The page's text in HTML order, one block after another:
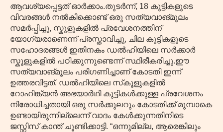
ആവശ്യപ്പെട്ടത് ഓർക്കാം.തുടർന്ന്, 18 കുട്ടികളുടെ
വിവരങ്ങൾ നൽകിക്കൊണ്ട് ഒരു സത്യവാങ്മൂലം
സമർപ്പിച്ചു, സ്കൂളുകളിൽ പ്രവേശനത്തിന്
യോഗ്യരാണെന്ന് പ്രസ്താവിച്ചു, ചില കുട്ടികളുടെ
സഹോദരങ്ങൾ ഇതിനകം ഡൽഹിയിലെ സർക്കാർ
സ്കൂളുകളിൽ പഠിക്കുന്നുണ്ടെന്ന് സ്ഥിരീകരിച്ചു.ഈ
സത്യവാങ്മൂലം പരിഗണിച്ചാണ് കോടതി ഇന്ന്
ഉത്തരവിട്ടത്. ഡൽഹിയിലെ സ്‌കൂളുകളിൽ
റോഹിങ്ക്യൻ അഭയാർഥി കുട്ടികൾക്കുള്ള പ്രവേശനം
നിരോധിച്ചതായി ഒരു സർക്കുലറും കോടതിക്ക് മുമ്പാകെ
ഉണ്ടായിരുന്നില്ലെന്ന് വാദം കേൾക്കുന്നതിനിടെ
ജസ്റ്റിസ് കാന്ത് ചൂണ്ടിക്കാട്ടി. “ഒന്നുമില്ല, ആരെങ്കിലും